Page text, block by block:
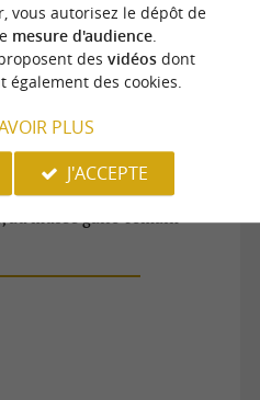
musée gallo-romain
vous autorisez le dépôt de
mesure d'audience.
des vidéosdont
des cookies.
PLUS
J'ACCEPTE